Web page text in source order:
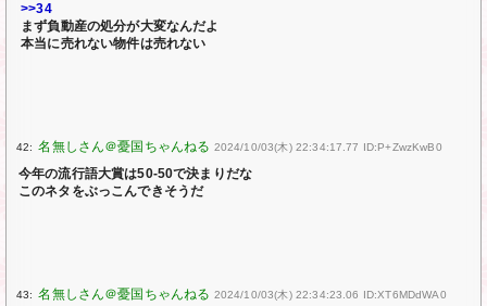
>>34
まず負動産の処分が大変なんだよ
本当に売れない物件は売れない
42: 2024/10/03(木) 22:34:17.77 ID:P+ZwzKwB0
今年の流行語大賞は50-50で決まりだな
このネタをぶっこんできそうだ
43: 2024/10/03(木) 22:34:23.06 ID:XT6MDdWA0